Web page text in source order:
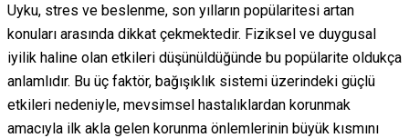
Uyku, stres ve beslenme, son yılların popülaritesi artan
konuları arasında dikkat çekmektedir. Fiziksel ve duygusal
iyilik haline olan etkileri düşünüldüğünde bu popülarite oldukça
anlamlıdır. Bu üç faktör, bağışıklık sistemi üzerindeki güçlü
etkileri nedeniyle, mevsimsel hastalıklardan korunmak
amacıyla ilk akla gelen korunma önlemlerinin büyük kısmını